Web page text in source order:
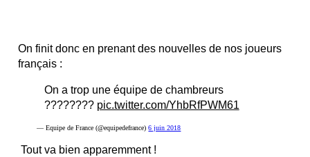
On finit donc en prenant des nouvelles de nos joueurs
français :
On a trop une équipe de chambreurs
???????? pic.twitter.com/YhbRfPWM61
— Equipe de France (@equipedefrance)6 juin 2018
Tout va bien apparemment !